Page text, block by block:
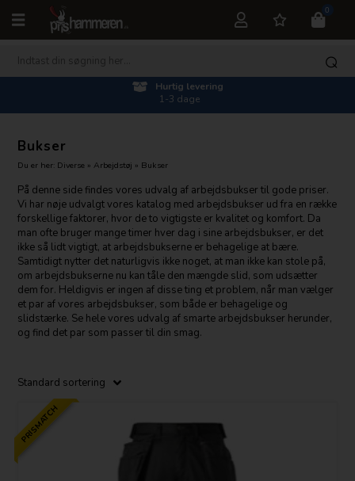
0
Hurtig levering
1-3 dage
Bukser
Du er her: Diverse »Arbejdstøj » Bukser
På denne side findes vores udvalg af arbejdsbukser til gode priser.
Vi har nøje udvalgt vores katalog med arbejdsbukser ud fra en række
forskellige faktorer, hvor de to vigtigste er kvalitet og komfort. Da
man ofte bruger mange timer hver dag i sine arbejdsbukser, er det
ikke så lidt vigtigt, at arbejdsbukserne er behagelige at bære.
Samtidigt nytter det naturligvis ikke noget, at man ikke kan stole på,
om arbejdsbukserne nu kan tåle den mængde slid, som udsætter
dem for. Heldigvis er ingen af disse ting et problem, når man vælger
et par af vores arbejdsbukser, som både er behagelige og
slidstærke. Se hele vores udvalg af smarte arbejdsbukser herunder,
og find det par som passer til din smag.
PRISMATCH